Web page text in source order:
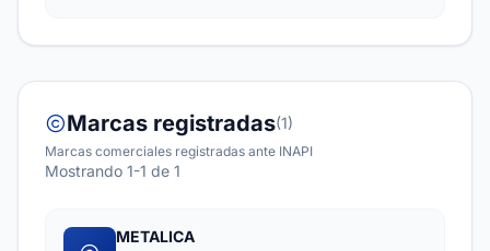
Marcas registradas(1)
Marcas comerciales registradas ante INAPI
Mostrando 1-1 de 1
METALICA